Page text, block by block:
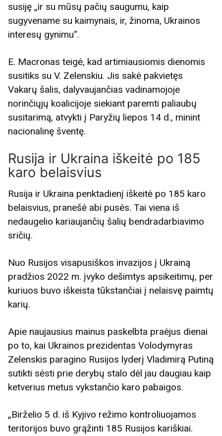
susiję „ir su mūsų pačių saugumu, kaip
sugyvename su kaimynais, ir, žinoma, Ukrainos
interesų gynimu“.
E. Macronas teigė, kad artimiausiomis dienomis
susitiks su V. Zelenskiu. Jis sakė pakvietęs
Vakarų šalis, dalyvaujančias vadinamojoje
norinčiųjų koalicijoje siekiant paremti paliaubų
susitarimą, atvykti į Paryžių liepos 14 d., minint
nacionalinę šventę.
Rusija ir Ukraina iškeitė po 185
karo belaisvius
Rusija ir Ukraina penktadienį iškeitė po 185 karo
belaisvius, pranešė abi pusės. Tai viena iš
nedaugelio kariaujančių šalių bendradarbiavimo
sričių.
Nuo Rusijos visapusiškos invazijos į Ukrainą
pradžios 2022 m. įvyko dešimtys apsikeitimų, per
kuriuos buvo iškeista tūkstančiai į nelaisvę paimtų
karių.
Apie naujausius mainus paskelbta praėjus dienai
po to, kai Ukrainos prezidentas Volodymyras
Zelenskis paragino Rusijos lyderį Vladimirą Putiną
sutikti sėsti prie derybų stalo dėl jau daugiau kaip
ketverius metus vykstančio karo pabaigos.
„Birželio 5 d. iš Kyjivo režimo kontroliuojamos
teritorijos buvo grąžinti 185 Rusijos kariškiai.